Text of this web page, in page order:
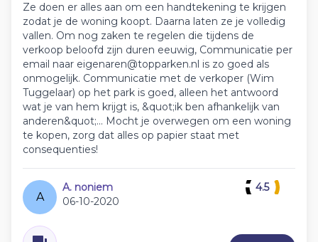
Ze doen er alles aan om een handtekening te krijgen
zodat je de woning koopt. Daarna laten ze je volledig
vallen. Om nog zaken te regelen die tijdens de
verkoop beloofd zijn duren eeuwig, Communicatie per
email naar eigenaren@topparken.nl is zo goed als
onmogelijk. Communicatie met de verkoper (Wim
Tuggelaar) op het park is goed, alleen het antwoord
wat je van hem krijgt is, &quot;ik ben afhankelijk van
anderen&quot;... Mocht je overwegen om een woning
te kopen, zorg dat alles op papier staat met
consequenties!
A
A. noniem
06-10-2020
4.5